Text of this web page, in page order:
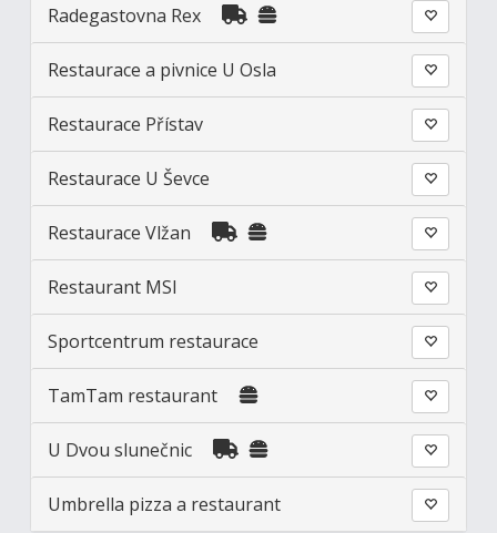
Radegastovna Rex
Restaurace a pivnice U Osla
Restaurace Přístav
Restaurace U Ševce
Restaurace Vlžan
Restaurant MSI
Sportcentrum restaurace
TamTam restaurant
U Dvou slunečnic
Umbrella pizza a restaurant